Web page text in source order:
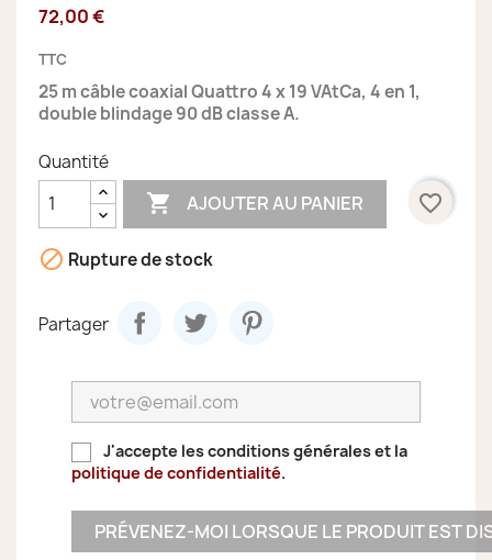
72,00 €
TTC
25 m câble coaxial Quattro 4 x 19 VAtCa, 4 en 1,
double blindage 90 dB classe A.
Quantité
 AJOUTER AU PANIER favorite_border
 Rupture de stock
Partager
J'accepte les conditions générales et la
politique de confidentialité.
PRÉVENEZ-MOI LORSQUE LE PRODUIT EST